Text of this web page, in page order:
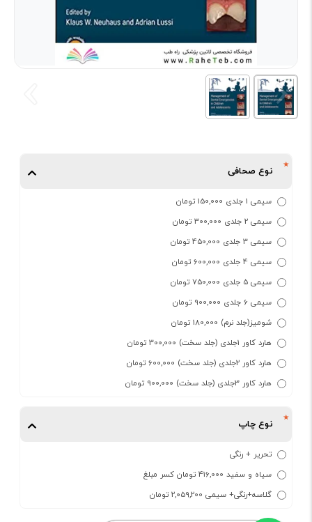
نوع صحافی
سیمی 1 جلدی 150,000 تومان
سیمی 2 جلدی 300,000 تومان
سیمی 3 جلدی 450,000 تومان
سیمی 4 جلدی 600,000 تومان
سیمی 5 جلدی 750,000 تومان
سیمی 6 جلدی 900,000 تومان
شومیز(جلد نرم) 180,000 تومان
هارد کاور 1جلدی (جلد سخت) 300,000 تومان
هارد کاور 2جلدی (جلد سخت) 600,000 تومان
هارد کاور 3جلدی (جلد سخت) 900,000 تومان
نوع چاپ
تحریر + رنگی
سیاه و سفید 416,000 تومان کسر مبلغ
گلاسه+رنگی+ سیمی 2,059,200 تومان